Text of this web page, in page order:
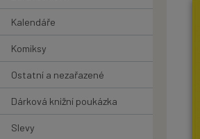
Kalendáře
Komiksy
Ostatní a nezařazené
Dárková knižní poukázka
Slevy